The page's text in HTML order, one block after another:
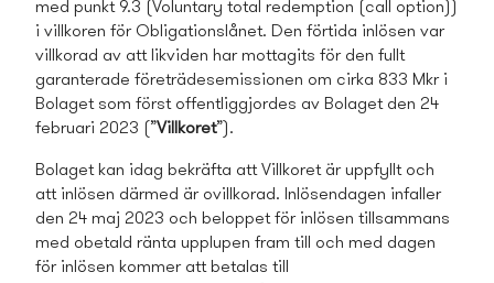
med punkt 9.3 (Voluntary total redemption (call option))
i villkoren för Obligationslånet. Den förtida inlösen var
villkorad av att likviden har mottagits för den fullt
garanterade företrädesemissionen om cirka 833 Mkr i
Bolaget som först offentliggjordes av Bolaget den 24
februari 2023 (”Villkoret”).
Bolaget kan idag bekräfta att Villkoret är uppfyllt och
att inlösen därmed är ovillkorad. Inlösendagen infaller
den 24 maj 2023 och beloppet för inlösen tillsamman­s
med obetald ränta upplupen fram till och med dagen
för inlösen kommer att betalas till